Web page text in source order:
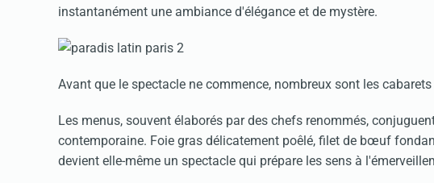
instantanément une ambiance d'élégance et de mystère.
Avant que le spectacle ne commence, nombreux sont les
Les menus, souvent élaborés par des chefs renommés,
contemporaine. Foie gras délicatement poêlé, filet de bœuf
devient elle-même un spectacle qui prépare les sens à